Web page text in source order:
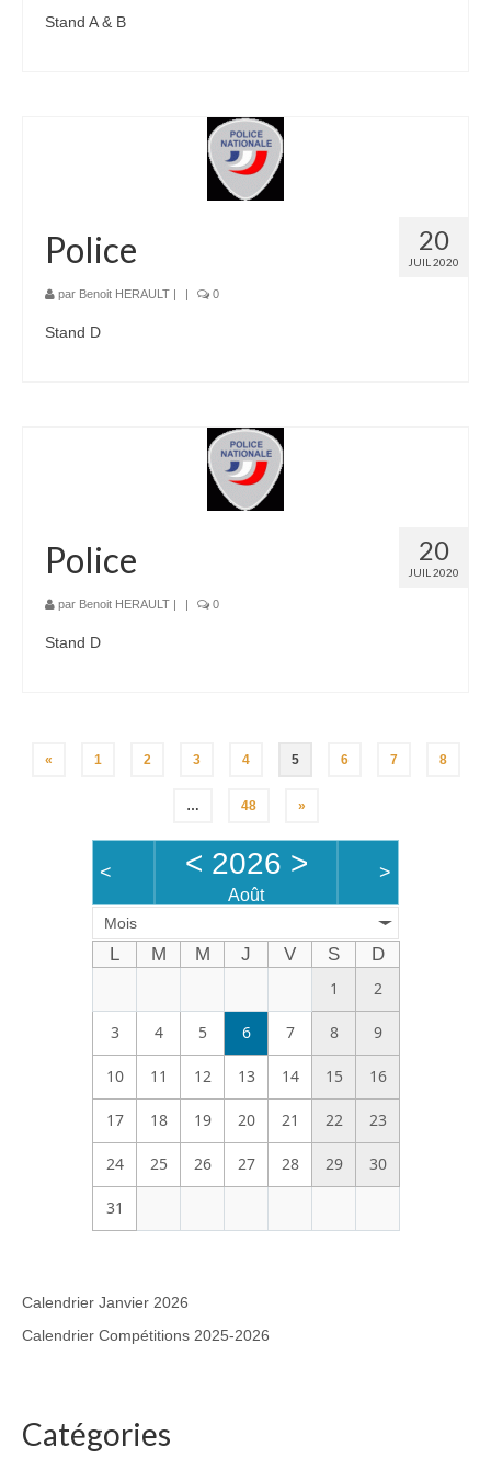
Stand A & B
20
JUIL 2020
Police
par Benoit HERAULT | | 0
Stand D
20
JUIL 2020
Police
par Benoit HERAULT | | 0
Stand D
« 1 2 3 4 5 6 7 8
… 48 »
< < 2026 >
Août
>
Mois
L M M J V S
D
1
2
3 4 5 6 7 8 9
10 11 12 13 14 15 16
17 18 19 20 21 22 23
24 25 26 27 28 29 30
31
Calendrier Janvier 2026
Calendrier Compétitions 2025-2026
Catégories